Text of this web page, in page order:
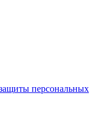
персональных